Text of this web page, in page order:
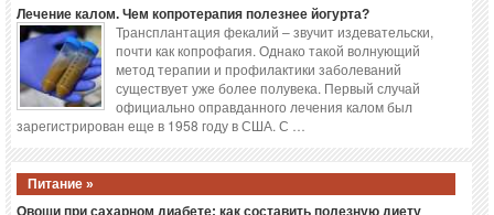
Лечение калом. Чем копротерапия полезнее йогурта?
Трансплантация фекалий – звучит издевательски,
почти как копрофагия. Однако такой волнующий
метод терапии и профилактики заболеваний
существует уже более полувека. Первый случай
официально оправданного лечения калом был
зарегистрирован еще в 1958 году в США. С …
Питание »
Овощи при сахарном диабете: как составить полезную диету